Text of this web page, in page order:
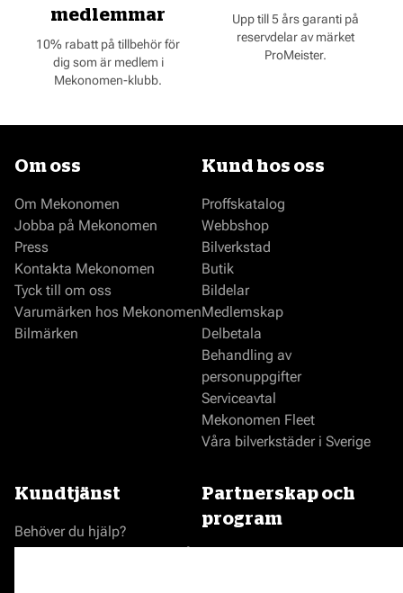
medlemmar
10% rabatt på tillbehör för
dig som är medlem i
Mekonomen-klubb.
Upp till 5 års garanti på
reservdelar av märket
ProMeister.
Om oss
Om Mekonomen
Jobba på Mekonomen
Press
Kontakta Mekonomen
Tyck till om oss
Varumärken hos Mekonomen
Bilmärken
Kund hos oss
Proffskatalog
Webbshop
Bilverkstad
Butik
Bildelar
Medlemskap
Delbetala
Behandling av
personuppgifter
Serviceavtal
Mekonomen Fleet
Våra bilverkstäder i Sverige
Kundtjänst
Behöver du hjälp?
Reklamationer och klagomål
Partnerskap och
program